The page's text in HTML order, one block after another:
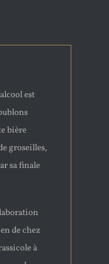
est
bière
groseilles,
sa finale
de chez
à